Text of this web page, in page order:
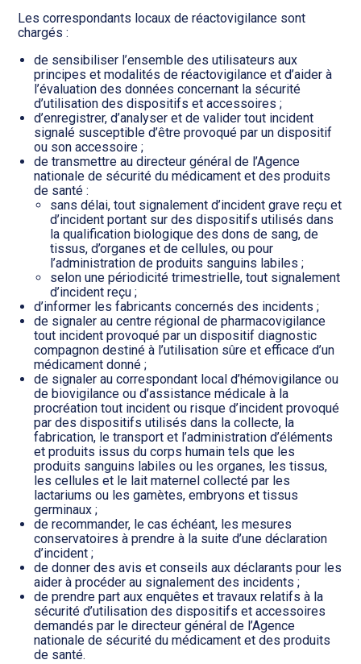
Les correspondants locaux de réactovigilance sont
chargés :
de sensibiliser l’ensemble des utilisateurs aux
principes et modalités de réactovigilance et d’aider à
l’évaluation des données concernant la sécurité
d’utilisation des dispositifs et accessoires ;
d’enregistrer, d’analyser et de valider tout incident
signalé susceptible d’être provoqué par un dispositif
ou son accessoire ;
de transmettre au directeur général de l’Agence
nationale de sécurité du médicament et des produits
de santé :
sans délai, tout signalement d’incident grave reçu et
d’incident portant sur des dispositifs utilisés dans
la qualification biologique des dons de sang, de
tissus, d’organes et de cellules, ou pour
l’administration de produits sanguins labiles ;
selon une périodicité trimestrielle, tout signalement
d’incident reçu ;
d’informer les fabricants concernés des incidents ;
de signaler au centre régional de pharmacovigilance
tout incident provoqué par un dispositif diagnostic
compagnon destiné à l’utilisation sûre et efficace d’un
médicament donné ;
de signaler au correspondant local d’hémovigilance ou
de biovigilance ou d’assistance médicale à la
procréation tout incident ou risque d’incident provoqué
par des dispositifs utilisés dans la collecte, la
fabrication, le transport et l’administration d’éléments
et produits issus du corps humain tels que les
produits sanguins labiles ou les organes, les tissus,
les cellules et le lait maternel collecté par les
lactariums ou les gamètes, embryons et tissus
germinaux ;
de recommander, le cas échéant, les mesures
conservatoires à prendre à la suite d’une déclaration
d’incident ;
de donner des avis et conseils aux déclarants pour les
aider à procéder au signalement des incidents ;
de prendre part aux enquêtes et travaux relatifs à la
sécurité d’utilisation des dispositifs et accessoires
demandés par le directeur général de l’Agence
nationale de sécurité du médicament et des produits
de santé.